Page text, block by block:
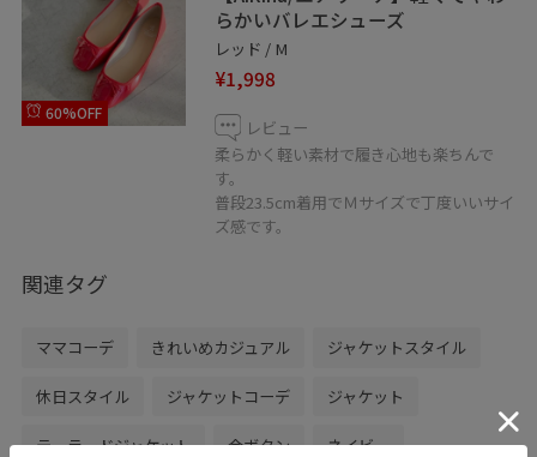
60%OFF
らかいバレエシューズ
レッド / M
¥1,998
レビュー
柔らかく軽い素材で履き心地も楽ちんで
す。
普段23.5cm着用でＭサイズで丁度いいサイ
ズ感です。
関連タグ
ママコーデ きれいめカジュアル ジャケットスタイル
休日スタイル ジャケットコーデ ジャケット
テーラードジャケット 金ボタン ネイビー